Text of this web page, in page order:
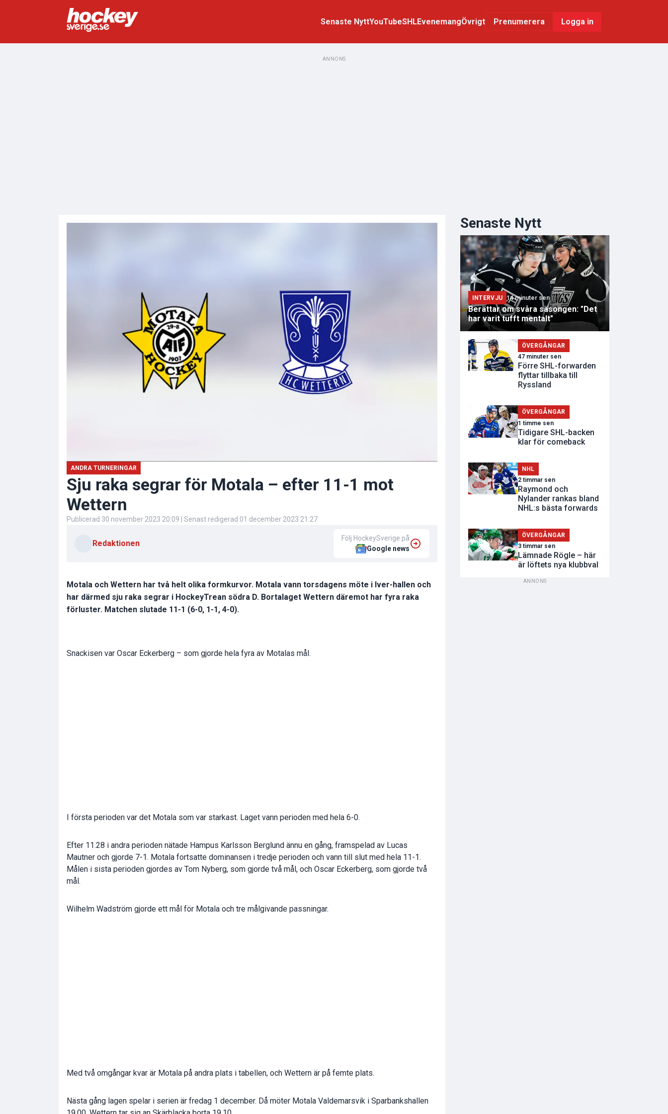
Senaste NyttYouTubeSHLEvenemangÖvrigt Prenumerera Logga in
ANNONS
ANDRA TURNERINGAR
Sju raka segrar för Motala – efter 11-1 mot
Wettern
Publicerad 30 november 2023 20:09 | Senast redigerad 01 december 2023 21:27
Redaktionen
Följ HockeySverige på
Google news
Motala och Wettern har två helt olika formkurvor. Motala vann torsdagens möte i Iver-hallen och
har därmed sju raka segrar i HockeyTrean södra D. Bortalaget Wettern däremot har fyra raka
förluster. Matchen slutade 11-1 (6-0, 1-1, 4-0).
Snackisen var Oscar Eckerberg – som gjorde hela fyra av Motalas mål.
I första perioden var det Motala som var starkast. Laget vann perioden med hela 6-0.
Efter 11.28 i andra perioden nätade Hampus Karlsson Berglund ännu en gång, framspelad av Lucas
Mautner och gjorde 7-1. Motala fortsatte dominansen i tredje perioden och vann till slut med hela 11-1.
Målen i sista perioden gjordes av Tom Nyberg, som gjorde två mål, och Oscar Eckerberg, som gjorde två
mål.
Wilhelm Wadström gjorde ett mål för Motala och tre målgivande passningar.
Med två omgångar kvar är Motala på andra plats i tabellen, och Wettern är på femte plats.
Nästa gång lagen spelar i serien är fredag 1 december. Då möter Motala Valdemarsvik i Sparbankshallen
Senaste Nytt
INTERVJU 14 minuter sen
Berättar om svåra säsongen: "Det
har varit tufft mentalt"
ÖVERGÅNGAR
47 minuter sen
Förre SHL-forwarden
flyttar tillbaka till
Ryssland
ÖVERGÅNGAR
1 timme sen
Tidigare SHL-backen
klar för comeback
NHL
2 timmar sen
Raymond och
Nylander rankas bland
NHL:s bästa forwards
ÖVERGÅNGAR
3 timmar sen
Lämnade Rögle – här
är löftets nya klubbval
ANNONS